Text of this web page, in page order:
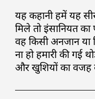
यह कहानी हमें यह
मिले तो इंसानियत का
वह किसी अनजान या
ना हो हमारी की गई
और खुशियों का वजह